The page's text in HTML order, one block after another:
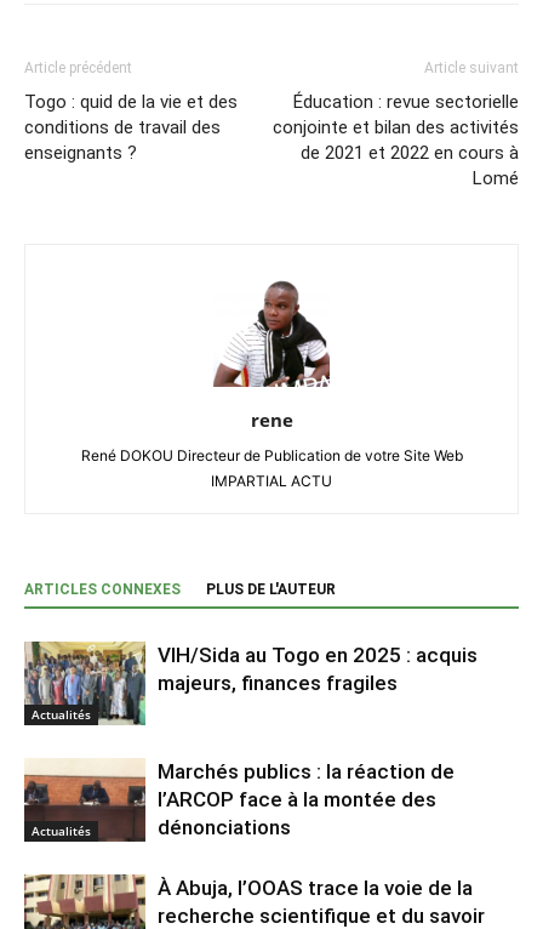
Article précédent
Togo : quid de la vie et des
conditions de travail des
enseignants ?
Article suivant
Éducation : revue sectorielle
conjointe et bilan des activités
de 2021 et 2022 en cours à
Lomé
rene
René DOKOU Directeur de Publication de votre Site Web
IMPARTIAL ACTU
ARTICLES CONNEXES PLUS DE L'AUTEUR
Actualités
VIH/Sida au Togo en 2025 : acquis
majeurs, finances fragiles
Actualités
Marchés publics : la réaction de
l’ARCOP face à la montée des
dénonciations
À Abuja, l’OOAS trace la voie de la
recherche scientifique et du savoir